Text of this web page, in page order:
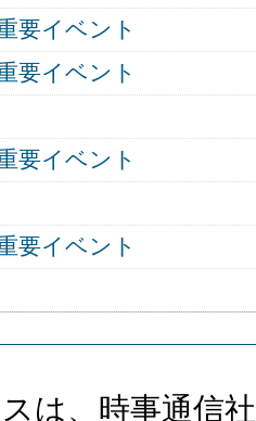
要イベント
要イベント
要イベント
要イベント
は、時事通信